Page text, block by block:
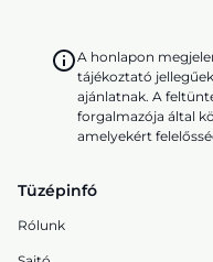
A honlapon
tájékoztató
ajánlatnak. A
forgalmazója által
amelyekért
Tüzépinfó
Rólunk